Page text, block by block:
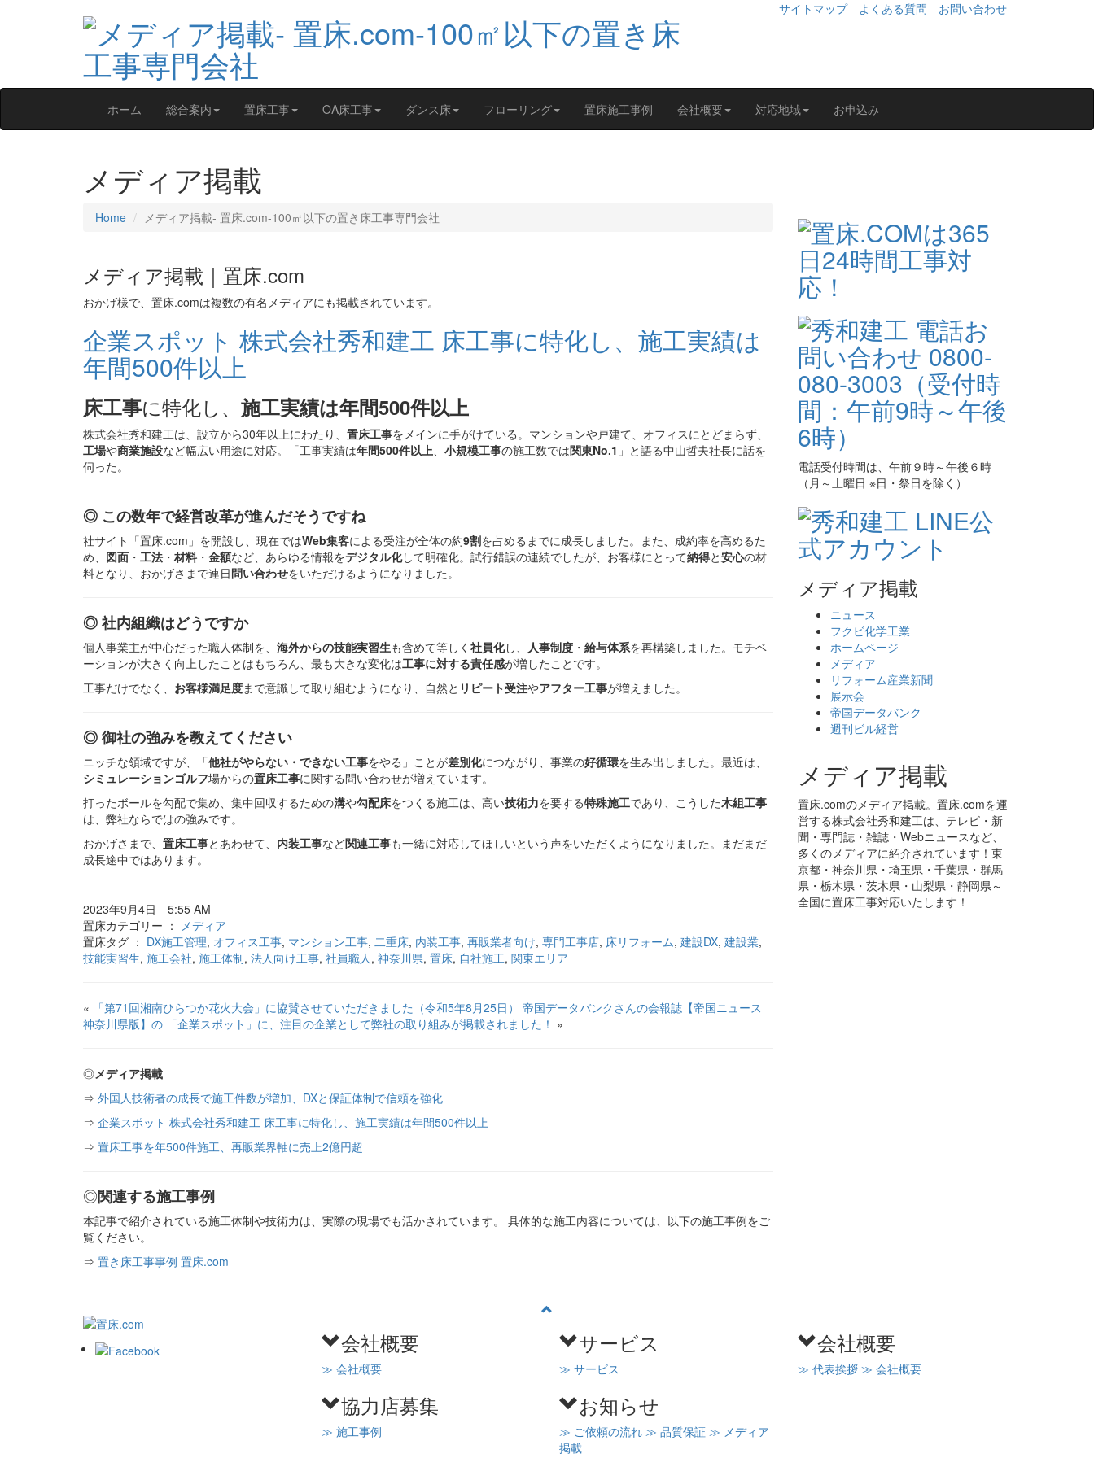
サイトマップ よくある質問 お問い合わせ
ホーム 総合案内 置床工事 OA床工事 ダンス床 フローリング 置床施工事例 会社概要 対応地域 お申込み
メディア掲載
Home メディア掲載‐ 置床.com-100㎡以下の置き床工事専門会社
メディア掲載｜置床.com
おかげ様で、置床.comは複数の有名メディアにも掲載されています。
企業スポット 株式会社秀和建工 床工事に特化し、施工実績は
年間500件以上
床工事に特化し、 施工実績は年間500件以上
株式会社秀和建工は、設立から30年以上にわたり、 置床工事をメインに手がけている。マンションや戸建て、オフィスにとどまらず、
工場や商業施設など幅広い用途に対応。「工事実績は年間500件以上、 小規模工事の施工数では関東No.1 」と語る中山哲夫社長に話を
伺った。
◎ この数年で経営改革が進んだそうですね
社サイト「置床.com」を開設し、現在ではWeb集客による受注が全体の約9割を占めるまでに成長しました。また、成約率を高めるた
め、 図面 ・ 工法 ・ 材料 ・ 金額など、あらゆる情報をデジタル化して明確化。試行錯誤の連続でしたが、お客様にとって納得と安心の材
料となり、おかげさまで連日問い合わせをいただけるようになりました。
◎ 社内組織はどうですか
個人事業主が中心だった職人体制を、 海外からの技能実習生も含めて等しく 社員化し、 人事制度 ・ 給与体系を再構築しました。モチベ
ーションが大きく向上したことはもちろん、最も大きな変化は工事に対する責任感が増したことです。
工事だけでなく、 お客様満足度まで意識して取り組むようになり、自然と リピート受注やアフター工事が増えました。
◎ 御社の強みを教えてください
ニッチな領域ですが、「他社がやらない・できない工事をやる」ことが差別化につながり、事業の好循環を生み出しました。最近は、
シミュレーションゴルフ場からの置床工事に関する問い合わせが増えています。
打ったボールを勾配で集め、集中回収するための溝や勾配床をつくる施工は、高い技術力を要する特殊施工であり、こうした木組工事
は、弊社ならではの強みです。
おかげさまで、 置床工事とあわせて、 内装工事など関連工事も一緒に対応してほしいという声をいただくようになりました。まだまだ
成長途中ではあります。
2023年9月4日 5:55 AM
置床カテゴリー ： メディア
置床タグ ： DX施工管理, オフィス工事, マンション工事, 二重床, 内装工事, 再販業者向け, 専門工事店, 床リフォーム, 建設DX, 建設業,
技能実習生, 施工会社, 施工体制, 法人向け工事, 社員職人, 神奈川県, 置床, 自社施工, 関東エリア
« 「第71回湘南ひらつか花火大会」に協賛させていただきました（令和5年8月25日）
帝国データバンクさんの会報誌【帝国ニュース
神奈川県版】の 「企業スポット」に、注目の企業として弊社の取り組みが掲載されました！ »
◎メディア掲載
⇒ 外国人技術者の成長で施工件数が増加、DXと保証体制で信頼を強化
⇒ 企業スポット 株式会社秀和建工 床工事に特化し、施工実績は年間500件以上
⇒ 置床工事を年500件施工、再販業界軸に売上2億円超
◎関連する施工事例
本記事で紹介されている施工体制や技術力は、実際の現場でも活かされています。 具体的な施工内容については、以下の施工事例をご
覧ください。
⇒ 置き床工事事例 置床.com
電話受付時間は、午前９時～午後６時
（月～土曜日 ※日・祭日を除く）
メディア掲載
ニュース
フクビ化学工業
ホームページ
メディア
リフォーム産業新聞
展示会
帝国データバンク
週刊ビル経営
メディア掲載
置床.comのメディア掲載。置床.comを運
営する株式会社秀和建工は、テレビ・新
聞・専門誌・雑誌・Webニュースなど、
多くのメディアに紹介されています！東
京都・神奈川県・埼玉県・千葉県・群馬
県・栃木県・茨木県・山梨県・静岡県～
全国に置床工事対応いたします！
会社概要
≫ 会社概要
協力店募集
≫ 施工事例
サービス
≫ サービス
お知らせ
≫ ご依頼の流れ ≫ 品質保証 ≫ メディア
掲載
会社概要
≫ 代表挨拶 ≫ 会社概要